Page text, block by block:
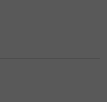
z 5 hvězdiček.
z 5 hvězdiček.